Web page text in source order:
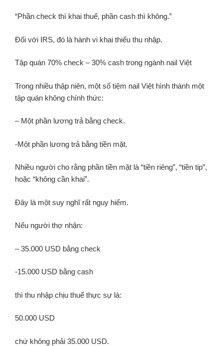
“Phần check thì khai thuế, phần cash thì không.”
Đối với IRS, đó là hành vi khai thiếu thu nhập.
Tập quán 70% check – 30% cash trong ngành nail Việt
Trong nhiều thập niên, một số tiệm nail Việt hình thành một
tập quán không chính thức:
– Một phần lương trả bằng check.
-Một phần lương trả bằng tiền mặt.
Nhiều người cho rằng phần tiền mặt là “tiền riêng”, “tiền tip”,
hoặc “không cần khai”.
Đây là một suy nghĩ rất nguy hiểm.
Nếu người thợ nhận:
– 35.000 USD bằng check
-15.000 USD bằng cash
thì thu nhập chịu thuế thực sự là:
50.000 USD
chứ không phải 35.000 USD.